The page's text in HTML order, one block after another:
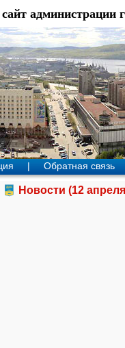
администрации
| Обратная связь
Новости (12